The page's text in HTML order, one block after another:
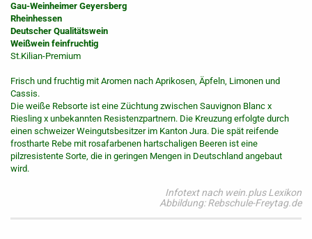
Gau-Weinheimer Geyersberg
Rheinhessen
Deutscher Qualitätswein
Weißwein feinfruchtig
St.Kilian-Premium
Frisch und fruchtig mit Aromen nach Aprikosen, Äpfeln, Limonen und
Cassis.
Die weiße Rebsorte ist eine Züchtung zwischen Sauvignon Blanc x
Riesling x unbekannten Resistenzpartnern. Die Kreuzung erfolgte durch
einen schweizer Weingutsbesitzer im Kanton Jura. Die spät reifende
frostharte Rebe mit rosafarbenen hartschaligen Beeren ist eine
pilzresistente Sorte, die in geringen Mengen in Deutschland angebaut
wird.
Infotext nach wein.plus Lexikon
Abbildung: Rebschule-Freytag.de